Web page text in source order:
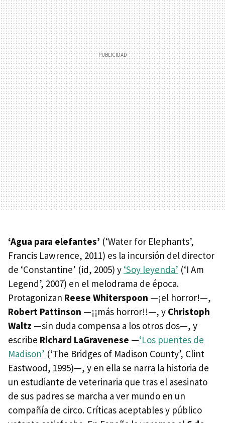
‘Agua para elefantes’ (‘Water for Elephants’,
Francis Lawrence, 2011) es la incursión del director
de ‘Constantine’ (id, 2005) y ‘Soy leyenda’ (‘I Am
Legend’, 2007) en el melodrama de época.
Protagonizan Reese Whiterspoon —¡el horror!—,
Robert Pattinson —¡¡más horror!!—, y Christoph
Waltz —sin duda compensa a los otros dos—, y
escribe Richard LaGravenese —‘Los puentes de
Madison’ (‘The Bridges of Madison County’, Clint
Eastwood, 1995)—, y en ella se narra la historia de
un estudiante de veterinaria que tras el asesinato
de sus padres se marcha a ver mundo en un
compañía de circo. Críticas aceptables y público